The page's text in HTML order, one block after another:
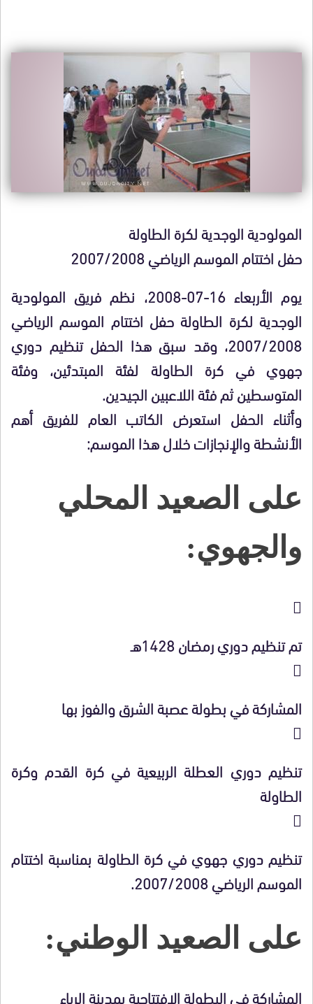
المولودية الوجدية لكرة الطاولة
حفل اختتام الموسم الرياضي 2007/2008
يوم الأربعاء 16-07-2008، نظم فريق المولودية
الوجدية لكرة الطاولة حفل اختتام الموسم الرياضي
2007/2008، وقد سبق هذا الحفل تنظيم دوري
جهوي في كرة الطاولة لفئة المبتدئين، وفئة
المتوسطين ثم فئة اللاعبين الجيدين.
وأثناء الحفل استعرض الكاتب العام للفريق أهم
الأنشطة والإنجازات خلال هذا الموسم:
على الصعيد المحلي
والجهوي:

تم تنظيم دوري رمضان 1428هـ

المشاركة في بطولة عصبة الشرق والفوز بها

تنظيم دوري العطلة الربيعية في كرة القدم وكرة
الطاولة

تنظيم دوري جهوي في كرة الطاولة بمناسبة اختتام
الموسم الرياضي 2007/2008.
على الصعيد الوطني:
المشاركة في البطولة الافتتاحية بمدينة الرباء